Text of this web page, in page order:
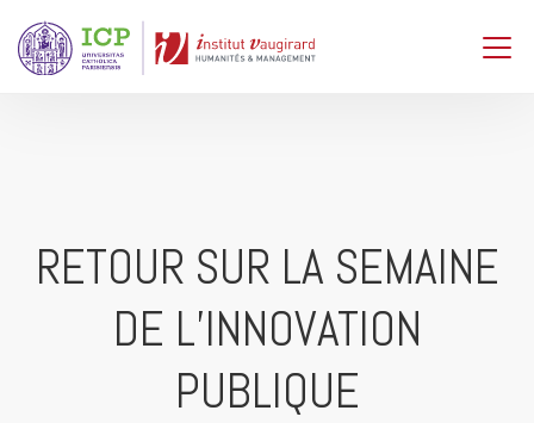
RETOUR SUR LA SEMAINE
DE L’INNOVATION
PUBLIQUE